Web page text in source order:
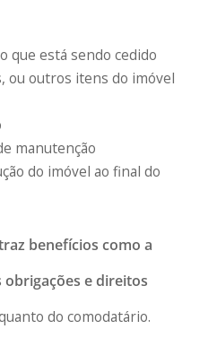
que está sendo cedido
ou outros itens do imóvel
manutenção
do imóvel ao final do
benefícios como a
obrigações e direitos
do comodatário.